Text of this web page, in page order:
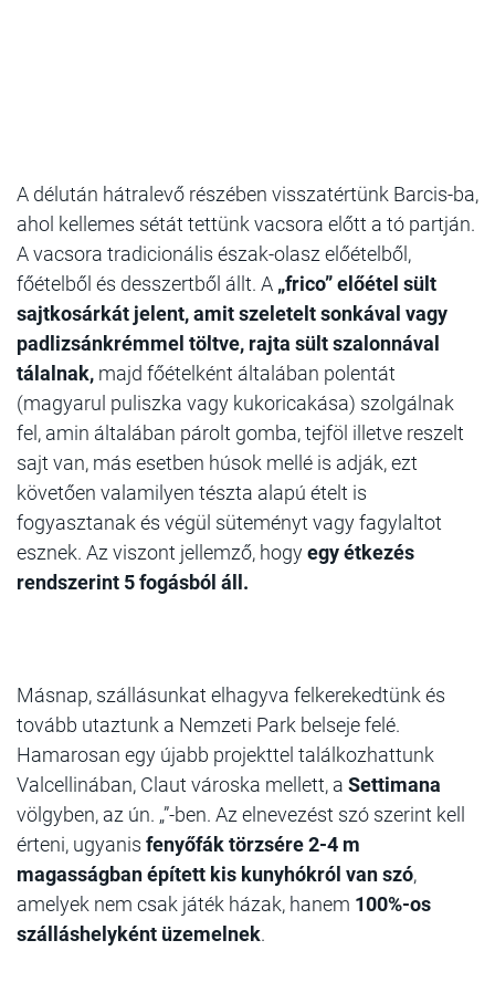
A délután hátralevő részében visszatértünk Barcis-ba,
ahol kellemes sétát tettünk vacsora előtt a tó partján.
A vacsora tradicionális észak-olasz előételből,
főételből és desszertből állt. A „frico” előétel sült
sajtkosárkát jelent, amit szeletelt sonkával vagy
padlizsánkrémmel töltve, rajta sült szalonnával
tálalnak, majd főételként általában polentát
(magyarul puliszka vagy kukoricakása) szolgálnak
fel, amin általában párolt gomba, tejföl illetve reszelt
sajt van, más esetben húsok mellé is adják, ezt
követően valamilyen tészta alapú ételt is
fogyasztanak és végül süteményt vagy fagylaltot
esznek. Az viszont jellemző, hogyegy étkezés
rendszerint 5 fogásból áll.
Másnap, szállásunkat elhagyva felkerekedtünk és
tovább utaztunk a Nemzeti Park belseje felé.
Hamarosan egy újabb projekttel találkozhattunk
Valcellinában, Claut városka mellett, a Settimana
völgyben, az ún. „”-ben. Az elnevezést szó szerint kell
érteni, ugyanis fenyőfák törzsére 2-4 m
magasságban épített kis kunyhókról van szó,
amelyek nem csak játék házak, hanem 100%-os
szálláshelyként üzemelnek.